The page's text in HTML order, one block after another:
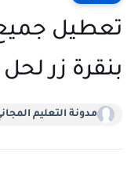
تعطيل
بنقرة زر
مدونة التعليم